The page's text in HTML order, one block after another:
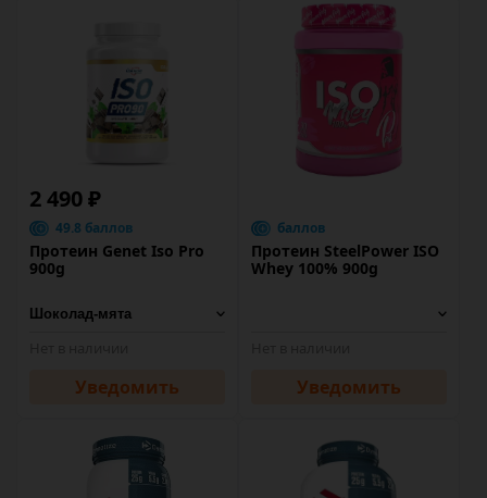
2 490 ₽
49.8 баллов
Протеин Genet Iso Pro
900g
Уведомить
баллов
Протеин SteelPower ISO
Whey 100% 900g
Уведомить